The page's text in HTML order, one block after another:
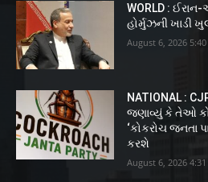
WORLD :
હોર્મુઝની ખાડી
August 6, 2026 5:40
NATIONAL :
જણાવ્યું કે તેઓ
‘કોકરોચ જનતા
કરશે
August 6, 2026 4:31